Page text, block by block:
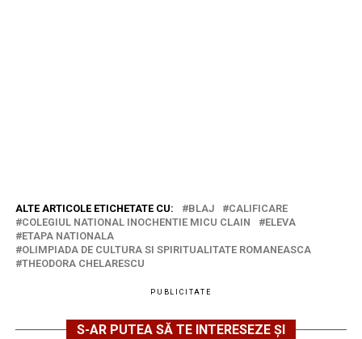
ALTE ARTICOLE ETICHETATE CU: BLAJ
CALIFICARE
COLEGIUL NATIONAL INOCHENTIE MICU CLAIN
ELEVA
ETAPA NATIONALA
OLIMPIADA DE CULTURA SI SPIRITUALITATE ROMANEASCA
THEODORA CHELARESCU
PUBLICITATE
S-AR PUTEA SĂ TE INTERESEZE ȘI